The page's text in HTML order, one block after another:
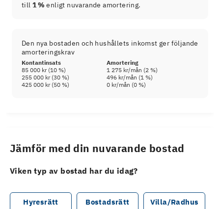
till 1 % enligt nuvarande amortering.
Den nya bostaden och hushållets inkomst ger följande
amorteringskrav
Kontantinsats
Amortering
85 000 kr(10 %) 1 275 kr/mån (2 %)
255 000 kr(30 %) 496 kr/mån (1 %)
425 000 kr(50 %) 0 kr/mån (0 %)
Jämför med din nuvarande bostad
Viken typ av bostad har du idag?
Hyresrätt Bostadsrätt Villa/Radhus